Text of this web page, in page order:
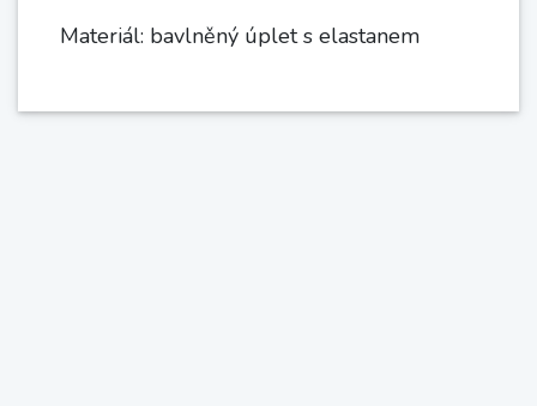
Materiál: bavlněný úplet s elastanem